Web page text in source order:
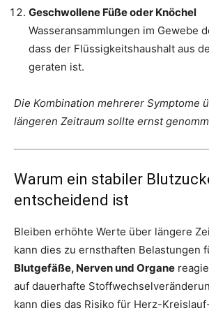
Geschwollene Füße oder Knöchel
Wasseransammlungen im Gewebe
dass der Flüssigkeitshaushalt aus
geraten ist.
Die Kombination mehrerer Symptome
längeren Zeitraum sollte ernst
Warum ein stabiler
entscheidend ist
Bleiben erhöhte Werte über längere
kann dies zu ernsthaften Belastungen
Blutgefäße, Nerven und Organe
auf dauerhafte
kann dies das Risiko für Herz-